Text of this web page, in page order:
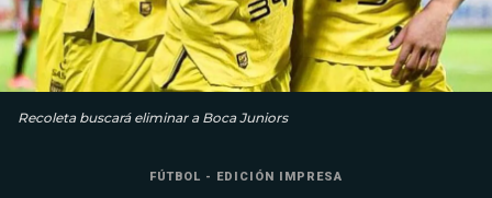
Recoleta buscará eliminar a Boca Juniors
FÚTBOL - EDICIÓN IMPRESA